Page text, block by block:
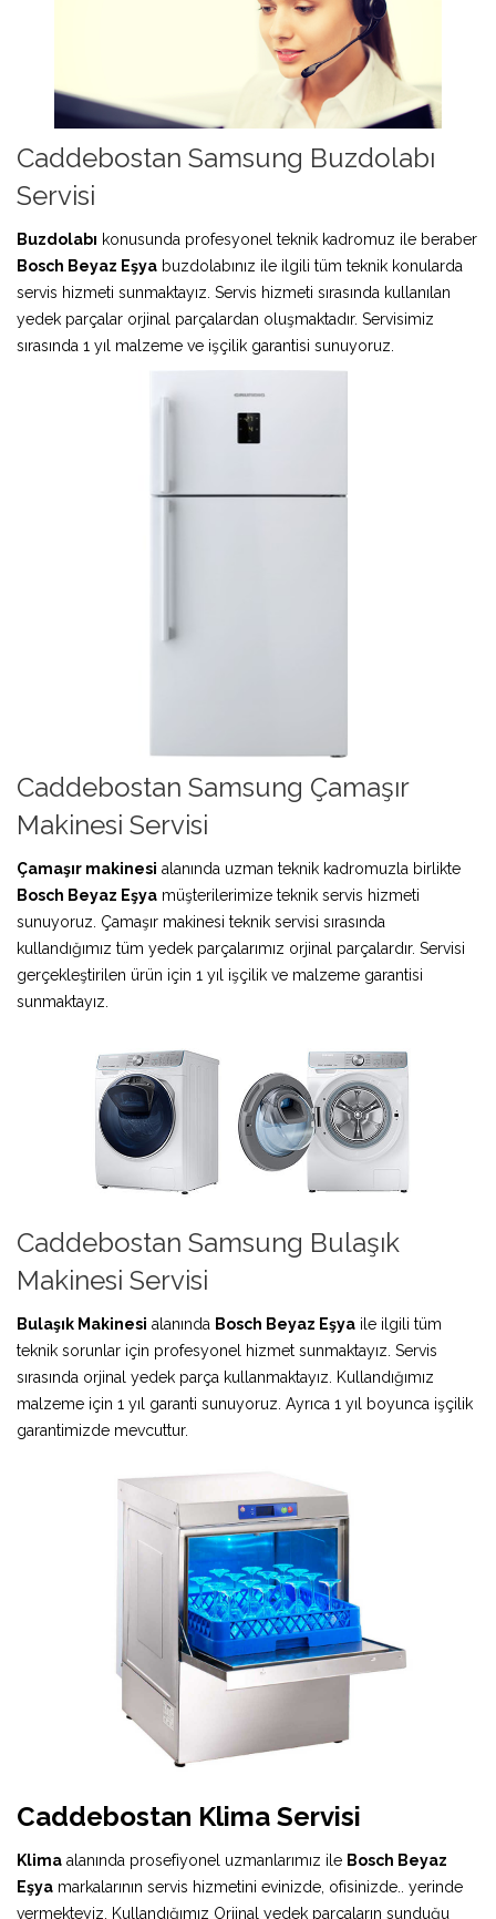
Caddebostan Samsung Buzdolabı
Servisi
Buzdolabı konusunda profesyonel teknik kadromuz ile beraber
Bosch Beyaz Eşya buzdolabınız ile ilgili tüm teknik konularda
servis hizmeti sunmaktayız. Servis hizmeti sırasında kullanılan
yedek parçalar orjinal parçalardan oluşmaktadır. Servisimiz
sırasında 1 yıl malzeme ve işçilik garantisi sunuyoruz.
Caddebostan Samsung Çamaşır
Makinesi Servisi
Çamaşır makinesi alanında uzman teknik kadromuzla birlikte
Bosch Beyaz Eşya müşterilerimize teknik servis hizmeti
sunuyoruz. Çamaşır makinesi teknik servisi sırasında
kullandığımız tüm yedek parçalarımız orjinal parçalardır. Servisi
gerçekleştirilen ürün için 1 yıl işçilik ve malzeme garantisi
sunmaktayız.
Caddebostan Samsung Bulaşık
Makinesi Servisi
Bulaşık Makinesi alanında Bosch Beyaz Eşya ile ilgili tüm
teknik sorunlar için profesyonel hizmet sunmaktayız. Servis
sırasında orjinal yedek parça kullanmaktayız. Kullandığımız
malzeme için 1 yıl garanti sunuyoruz. Ayrıca 1 yıl boyunca işçilik
garantimizde mevcuttur.
Caddebostan Klima Servisi
Klima alanında prosefiyonel uzmanlarımız ile Bosch Beyaz
Eşya markalarının servis hizmetini evinizde, ofisinizde.. yerinde
vermekteyiz. Kullandığımız Orjinal yedek parçaların sunduğu